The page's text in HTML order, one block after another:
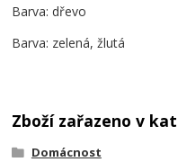
Barva: dřevo
Barva: zelená, žlutá
Zboží zařazeno v
Domácnost